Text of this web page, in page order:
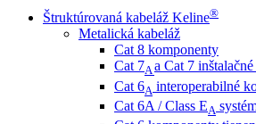
Štruktúrovaná kabeláž Keline®
Metalická kabeláž
Cat 8 komponenty
Cat 7Aa Cat 7
Cat 6A interoperabilné
Cat 6A / Class EA